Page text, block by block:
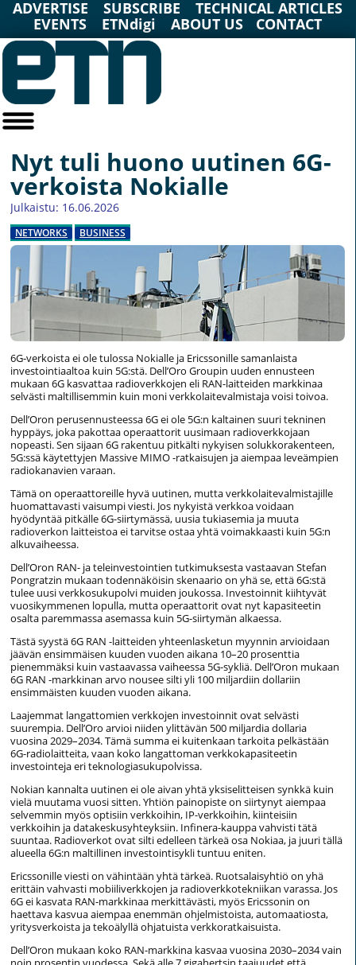
ADVERTISE SUBSCRIBE
TECHNICAL ARTICLES
EVENTS
ETNdigi ABOUT US CONTACT
Nyt tuli huono uutinen 6G-
verkoista Nokialle
Julkaistu: 16.06.2026
NETWORKS BUSINESS
6G-verkoista ei ole tulossa Nokialle ja Ericssonille samanlaista
investointiaaltoa kuin 5G:stä. Dell’Oro Groupin uuden ennusteen
mukaan 6G kasvattaa radioverkkojen eli RAN-laitteiden markkinaa
selvästi maltillisemmin kuin moni verkkolaitevalmistaja voisi toivoa.
Dell’Oron perusennusteessa 6G ei ole 5G:n kaltainen suuri tekninen
hyppäys, joka pakottaa operaattorit uusimaan radioverkkojaan
nopeasti. Sen sijaan 6G rakentuu pitkälti nykyisen solukkorakenteen,
5G:ssä käytettyjen Massive MIMO -ratkaisujen ja aiempaa leveämpien
radiokanavien varaan.
Tämä on operaattoreille hyvä uutinen, mutta verkkolaitevalmistajille
huomattavasti vaisumpi viesti. Jos nykyistä verkkoa voidaan
hyödyntää pitkälle 6G-siirtymässä, uusia tukiasemia ja muuta
radioverkon laitteistoa ei tarvitse ostaa yhtä voimakkaasti kuin 5G:n
alkuvaiheessa.
Dell’Oron RAN- ja teleinvestointien tutkimuksesta vastaavan Stefan
Pongratzin mukaan todennäköisin skenaario on yhä se, että 6G:stä
tulee uusi verkkosukupolvi muiden joukossa. Investoinnit kiihtyvät
vuosikymmenen lopulla, mutta operaattorit ovat nyt kapasiteetin
osalta paremmassa asemassa kuin 5G-siirtymän alkaessa.
Tästä syystä 6G RAN -laitteiden yhteenlasketun myynnin arvioidaan
jäävän ensimmäisen kuuden vuoden aikana 10–20 prosenttia
pienemmäksi kuin vastaavassa vaiheessa 5G-sykliä. Dell’Oron mukaan
6G RAN -markkinan arvo nousee silti yli 100 miljardiin dollariin
ensimmäisten kuuden vuoden aikana.
Laajemmat langattomien verkkojen investoinnit ovat selvästi
suurempia. Dell’Oro arvioi niiden ylittävän 500 miljardia dollaria
vuosina 2029–2034. Tämä summa ei kuitenkaan tarkoita pelkästään
6G-radiolaitteita, vaan koko langattoman verkkokapasiteetin
investointeja eri teknologiasukupolvissa.
Nokian kannalta uutinen ei ole aivan yhtä yksiselitteisen synkkä kuin
vielä muutama vuosi sitten. Yhtiön painopiste on siirtynyt aiempaa
selvemmin myös optisiin verkkoihin, IP-verkkoihin, kiinteisiin
verkkoihin ja datakeskusyhteyksiin. Infinera-kauppa vahvisti tätä
suuntaa. Radioverkot ovat silti edelleen tärkeä osa Nokiaa, ja juuri tällä
alueella 6G:n maltillinen investointisykli tuntuu eniten.
Ericssonille viesti on vähintään yhtä tärkeä. Ruotsalaisyhtiö on yhä
erittäin vahvasti mobiiliverkkojen ja radioverkkotekniikan varassa. Jos
6G ei kasvata RAN-markkinaa merkittävästi, myös Ericssonin on
haettava kasvua aiempaa enemmän ohjelmistoista, automaatiosta,
yritysverkoista ja tekoälyllä ohjatuista verkkoratkaisuista.
Dell’Oron mukaan koko RAN-markkina kasvaa vuosina 2030–2034 vain